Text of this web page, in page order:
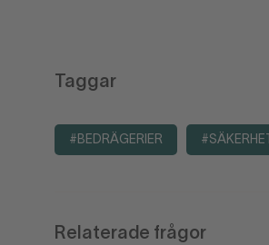
Taggar
#BEDRÄGERIER #SÄKERHET
Relaterade frågor